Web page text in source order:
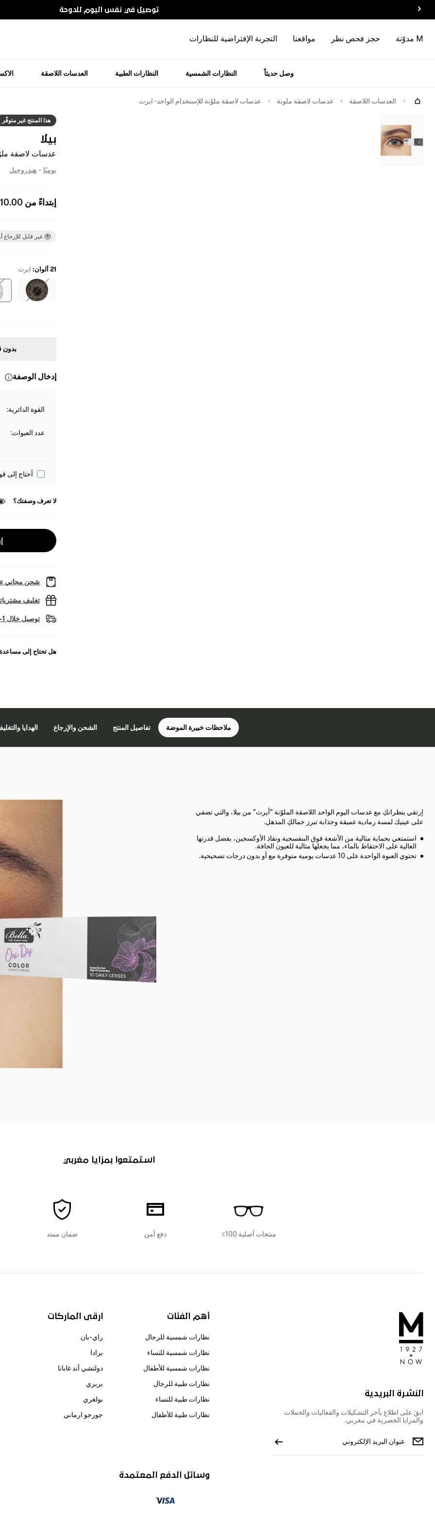
توصيل في نفس اليوم للدوحة
M مدوّنة حجز فحص نظر مواقعنا التجربة الإفتراضية للنظارات
وصل حديثاً النظارات الشمسية النظارات الطبية العدسات اللاصقة
العدسات اللاصقة عدسات لاصقة ملونة عدسات لاصقة ملوّنة للإستخدام الواحد - ايرث
هذا المنتج غير متوفّر
بيلا
عدسات لاصقة
يوميًا - هيدروجيل
إبتداءً من
غير قابل للإرجاع
21 ألوان : ايرث
بدون
إدخال الوصفة
القوة الدائرية:
عدد العبوات:
أحتاج إلى
لا تعرف وصفتك؟
شحن مجاني
تغليف
توصيل خلال 1-2 أيام عمل
هل تحتاج إلى
ملاحظات خبيرة الموضة تفاصيل المنتج الشحن والإرجاع الهدايا
إرتقي بنظراتكِ مع عدسات اليوم الواحد اللاصقة الملوّنة "أيرث" من بيلا، والتي تضفي
على عينيك لمسة رمادية عميقة وجذابة تبرز جمالكِ المذهل.
استمتعي بحماية مثالية من الأشعة فوق البنفسجية ونفاذ الأوكسجين، بفضل قدرتها
العالية على الاحتفاظ بالماء، مما يجعلها مثالية للعيون الجافة.
تحتوي العبوة الواحدة على 10 عدسات يومية متوفرة مع أو بدون درجات تصحيحية.
استمتعوا بمزايا مغربي
منتجات أصلية 100٪ دفع آمن ضمان ممتد
النشرة البريدية
ابقَ على اطلاع بآخر التشكيلات والفعاليات والحملات
والمزايا الحصرية في مغربي.
أهم الفئات
نظارات شمسية للرجال
نظارات شمسية للنساء
نظارات شمسية للأطفال
نظارات طبية للرجال
نظارات طبية للنساء
نظارات طبية للأطفال
ارقى الماركات
راي-بان
برادا
دولتشي آند غابانا
بربري
بولغري
جورجو ارماني
وسائل الدفع المعتمدة